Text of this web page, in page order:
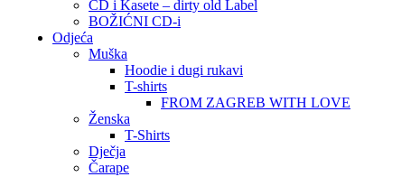
CD i Kasete – dirty old Label
BOŽIĆNI CD-i
Odjeća
Muška
Hoodie i dugi rukavi
T-shirts
FROM ZAGREB WITH LOVE
Ženska
T-Shirts
Dječja
Čarape